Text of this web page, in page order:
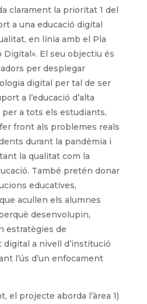
clarament la prioritat 1 del
a una educació digital
en línia amb el Pla
Digital». El seu objectiu és
per desplegar
digital per tal de ser
a l’educació d’alta
a tots els estudiants,
front als problemes reals
durant la pandèmia i
la qualitat com la
També pretén donar
educatives,
acullen els alumnes
desenvolupin,
estratègies de
a nivell d’institució
l’ús d’un enfocament
el projecte aborda l’àrea 1)